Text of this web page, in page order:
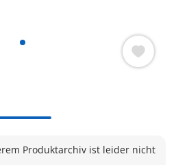
Produktarchiv ist leider nicht